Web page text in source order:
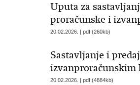
Uputa za
proračunske i
20.02.2026. | pdf (260kb)
Sastavljanje i
izvanproračunskim
20.02.2026. | pdf (4884kb)